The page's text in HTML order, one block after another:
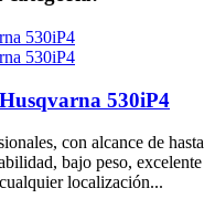
530iP4
con alcance de hasta
bajo peso, excelente
localización...